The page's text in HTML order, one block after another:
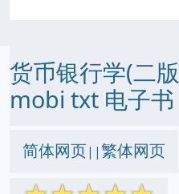
货币银行学(二
mobi txt 电子书
简体网页||繁体网页